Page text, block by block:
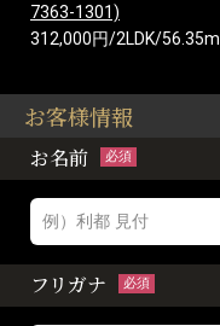
7363-1301)
312,000円/2LDK/56.35m
お客様情報
お名前 必須
フリガナ 必須